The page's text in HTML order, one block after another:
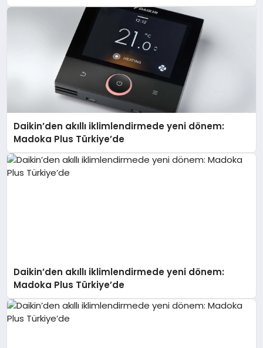
Daikin’den akıllı iklimlendirmede yeni dönem:
Madoka Plus Türkiye’de
Daikin’den akıllı iklimlendirmede yeni dönem:
Madoka Plus Türkiye’de